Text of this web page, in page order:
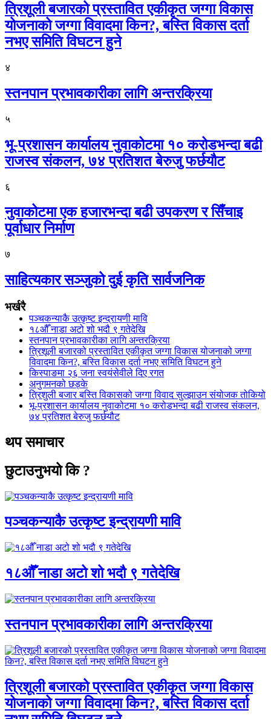
त्रिशूली बजारको प्रस्तावित एकीकृत जग्गा विकास
योजनाको जग्गा विवादमा किन?, बस्ति विकास दर्ता
नभए समिति विघटन हुने
४
स्तनपान प्रभावकारीका लागि अन्तरक्रिया
५
भू-प्रशासन कार्यालय नुवाकोटमा १० करोडभन्दा बढी
राजस्व संकलन, ७४ प्रतिशत बेरुजु फर्छयौट
६
नुवाकोटमा एक हजारभन्दा बढी उपकरण र सिँचाइ
पूर्वाधार निर्माण
७
साहित्यकार सञ्जुको दुई कृति सार्वजनिक
भर्खरै
पञ्चकन्याकै उत्कृष्ट इन्द्रायणी मावि
१८औँ नाडा अटो शो भदौ ९ गतेदेखि
स्तनपान प्रभावकारीका लागि अन्तरक्रिया
त्रिशूली बजारको प्रस्तावित एकीकृत जग्गा विकास योजनाको जग्गा
विवादमा किन?, बस्ति विकास दर्ता नभए समिति विघटन हुने
किस्पाङमा २६ जना स्वयंसेवीले दिए रगत
अनुगमनको छड्के
त्रिशुली बजार बस्ति विकासको जग्गा विवाद सुल्झाउन संयोजक तोकियो
भू-प्रशासन कार्यालय नुवाकोटमा १० करोडभन्दा बढी राजस्व संकलन,
७४ प्रतिशत बेरुजु फर्छयौट
थप समाचार
छुटाउनुभयो कि ?
पञ्चकन्याकै उत्कृष्ट इन्द्रायणी मावि
१८औँ नाडा अटो शो भदौ ९ गतेदेखि
स्तनपान प्रभावकारीका लागि अन्तरक्रिया
त्रिशूली बजारको प्रस्तावित एकीकृत जग्गा विकास
योजनाको जग्गा विवादमा किन?, बस्ति विकास दर्ता